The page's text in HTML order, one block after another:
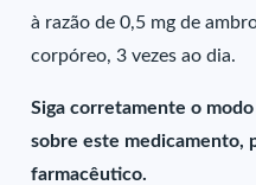
à razão de 0,5 mg de
corpóreo, 3 vezes ao dia.
Siga corretamente o
sobre este medicamento,
farmacêutico.